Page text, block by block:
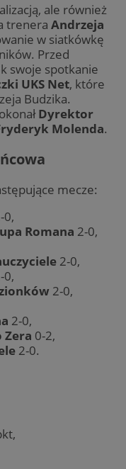
ale również
trenera Andrzeja
w siatkówkę
Przed
swoje spotkanie
UKS Net, które
Budzika.
Dyrektor
Molenda.
mecze:
0,
Romana 2-0,
2-0,
0,
2-0,
2-0,
Zera 0-2,
2-0.